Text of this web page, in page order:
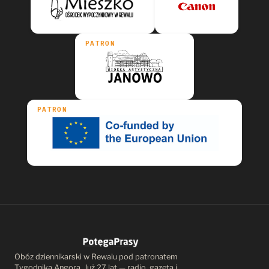
PATRON
PATRON
Obóz dziennikarski w Rewalu pod patronatem